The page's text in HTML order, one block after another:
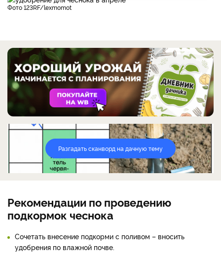
фото 123RF/lexmomot
Разгадать сканворд на дачную тему
Рекомендации по проведению
подкормок чеснока
Сочетать внесение подкорми с поливом – вносить
удобрения по влажной почве.